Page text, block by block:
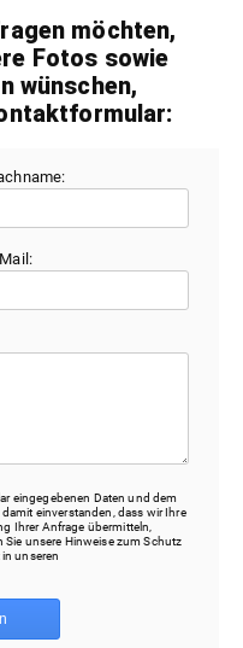
möchten,
Fotos sowie
wünschen,
eingegebenen Daten und dem
einverstanden, dass wir Ihre
Ihrer Anfrage übermitteln,
Sie unsere Hinweise zum Schutz
unseren